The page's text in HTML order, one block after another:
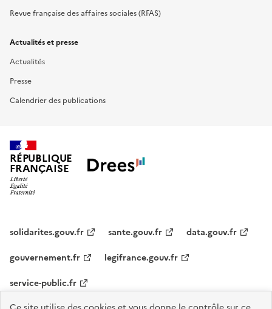
Revue française des affaires sociales (RFAS)
Actualités et presse
Actualités
Presse
Calendrier des publications
RÉPUBLIQUE
FRANÇAISE
solidarites.gouv.fr sante.gouv.fr
data.gouv.fr
gouvernement.fr
legifrance.gouv.fr
service-public.fr